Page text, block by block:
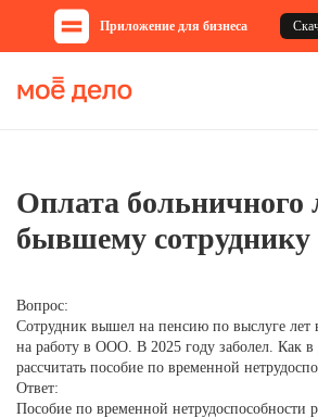
Приложение для бизнеса
Оплата больничного
бывшему
Вопрос:
Сотрудник вышел на пенсию по выслуге лет
на работу в ООО. В 2025 году заболел. Как в
рассчитать пособие по временной
Ответ:
Пособие по временной нетрудоспособности